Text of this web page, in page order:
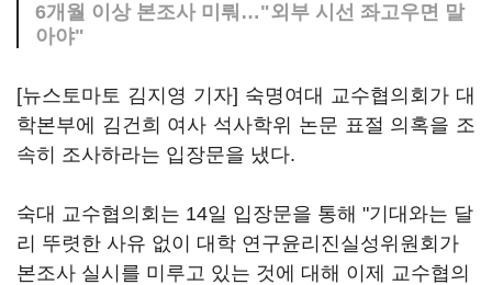
6개월 이상 본조사 미뤄…"외부 시선 좌고우면 말
아야"
[뉴스토마토 김지영 기자] 숙명여대 교수협의회가 대
학본부에 김건희 여사 석사학위 논문 표절 의혹을 조
속히 조사하라는 입장문을 냈다.
숙대 교수협의회는 14일 입장문을 통해 "기대와는 달
리 뚜렷한 사유 없이 대학 연구윤리진실성위원회가
본조사 실시를 미루고 있는 것에 대해 이제 교수협의